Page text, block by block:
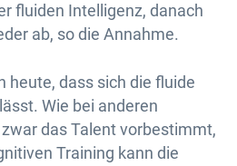
fluiden Intelligenz, danach
ab, so die Annahme.
heute, dass sich die fluide
Wie bei anderen
das Talent vorbestimmt,
Training kann die